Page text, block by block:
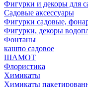
Фигурки и декоры для
Садовые аксессуары
Фигурки садовые,
Фигурки, декоры
Фонтаны
кашпо садовое
ШАМОТ
Флористика
Химикаты
Химикаты